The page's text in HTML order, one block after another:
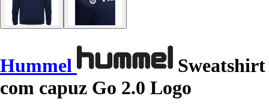
Hummel
Sweatshirt
com capuz Go 2.0 Logo